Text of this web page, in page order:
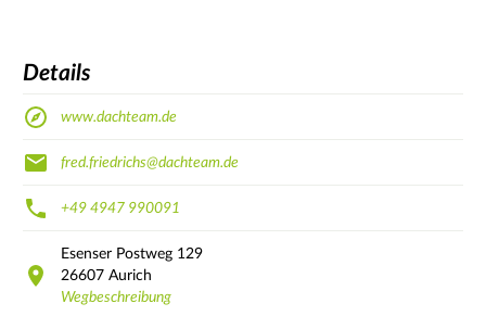
Details
www.dachteam.de
fred.friedrichs@dachteam.de
+49 4947 990091
Esenser Postweg 129
26607 Aurich
Wegbeschreibung